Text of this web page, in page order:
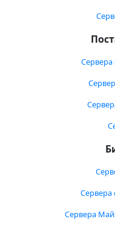
Сервера
Сервера